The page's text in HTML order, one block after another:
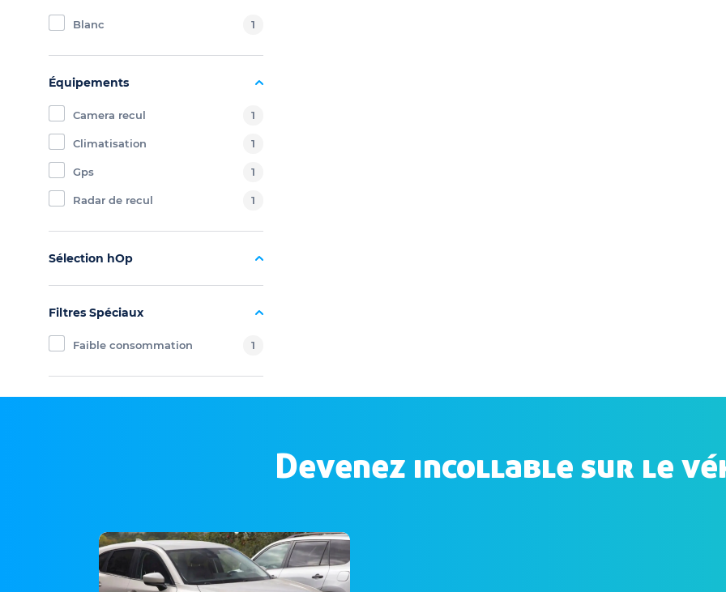
Blanc 1
Équipements
Camera recul 1
Climatisation 1
Gps 1
Radar de recul 1
Sélection hOp
Filtres Spéciaux
Faible consommation 1
Devenez incollable sur le